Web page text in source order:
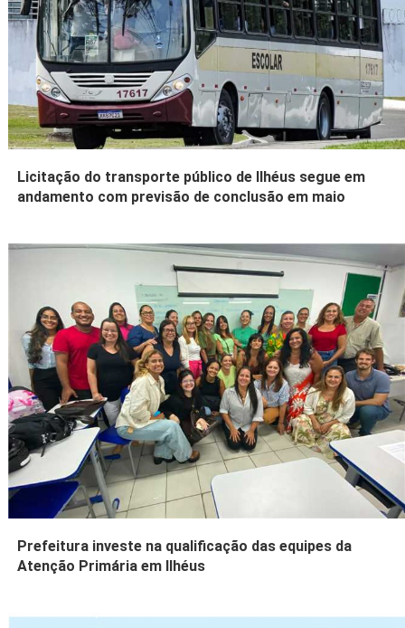
Licitação do transporte público de Ilhéus segue em
andamento com previsão de conclusão em maio
Prefeitura investe na qualificação das equipes da
Atenção Primária em Ilhéus